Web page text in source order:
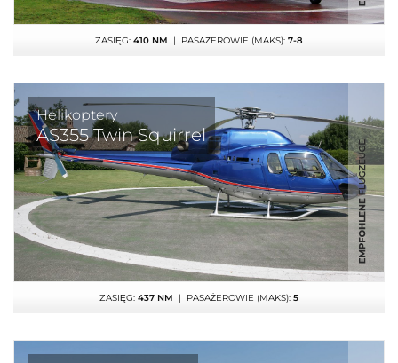
ZASIĘG: 410 NM | PASAŻEROWIE (MAKS): 7-8
Helikoptery
AS355 Twin Squirrel
ZASIĘG: 437 NM | PASAŻEROWIE (MAKS): 5